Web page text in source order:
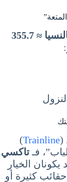
المسافة من مدريد الى فالنسيا ≈ 355.7
(
Trainline
)
فـتاكسي
الخيار
كثيرة أو